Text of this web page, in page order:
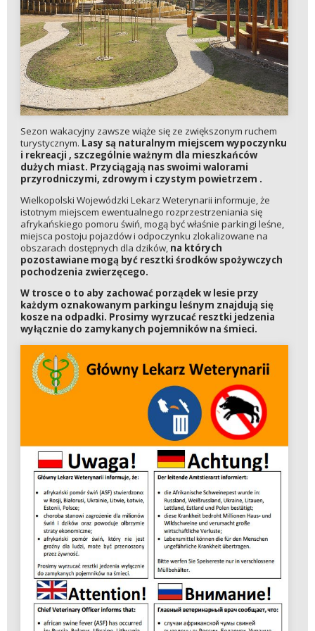
Sezon wakacyjny zawsze wiąże się ze zwiększonym ruchem
turystycznym. Lasy są naturalnym miejscem wypoczynku
i rekreacji , szczególnie ważnym dla mieszkańców
dużych miast. Przyciągają nas swoimi walorami
przyrodniczymi, zdrowym i czystym powietrzem .
Wielkopolski Wojewódzki Lekarz Weterynarii informuje, że
istotnym miejscem ewentualnego rozprzestrzeniania się
afrykańskiego pomoru świń, mogą być właśnie parkingi leśne,
miejsca postoju pojazdów i odpoczynku zlokalizowane na
obszarach dostępnych dla dzików,na których
pozostawiane mogą być resztki środków spożywczych
pochodzenia zwierzęcego.
W trosce o to aby zachować porządek w lesie przy
każdym oznakowanym parkingu leśnym znajdują się
kosze na odpadki. Prosimy wyrzucać resztki jedzenia
wyłącznie do zamykanych pojemników na śmieci.